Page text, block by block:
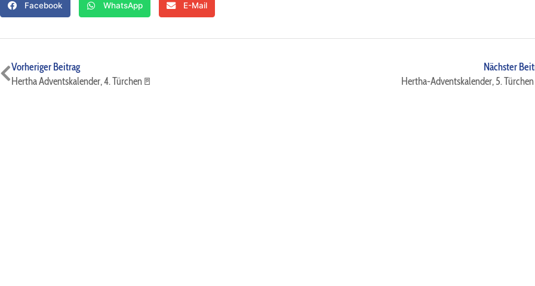
Facebook WhatsApp E-Mail
Zurück
Vorheriger Beitrag
Hertha Adventskalender, 4. Türchen🚪
Nächster
Hertha-Adventskalender, 5.